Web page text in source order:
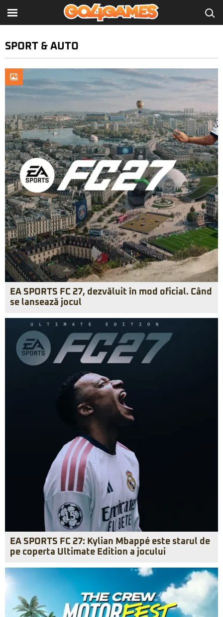
SPORT & AUTO
EA SPORTS FC 27, dezvăluit în mod oficial. Când
se lansează jocul
EA SPORTS FC 27: Kylian Mbappé este starul de
pe coperta Ultimate Edition a jocului